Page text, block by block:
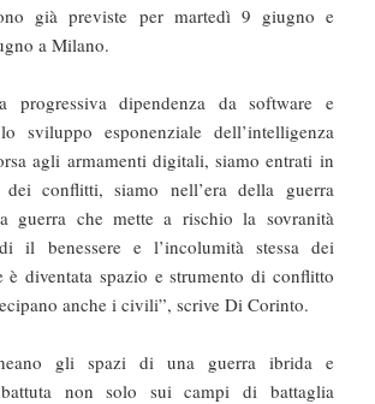
già previste per martedì 9 giugno e
a Milano.
progressiva dipendenza da software e
sviluppo esponenziale dell’intelligenza
agli armamenti digitali, siamo entrati in
conflitti, siamo nell’era della guerra
guerra che mette a rischio la sovranità
il benessere e l’incolumità stessa dei
è diventata spazio e strumento di conflitto
anche i civili”, scrive Di Corinto.
gli spazi di una guerra ibrida e
non solo sui campi di battaglia